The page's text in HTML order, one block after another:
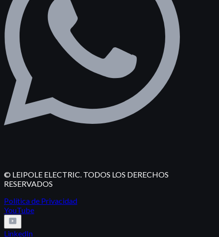
© LEIPOLE ELECTRIC. TODOS LOS DERECHOS
RESERVADOS
Política de Privacidad
YouTube
LinkedIn